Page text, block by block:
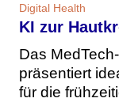
Digital Health
KI zur
Das
präsentiert
für die